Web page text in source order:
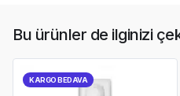
Bu ürünler de ilginizi
KARGO BEDAVA